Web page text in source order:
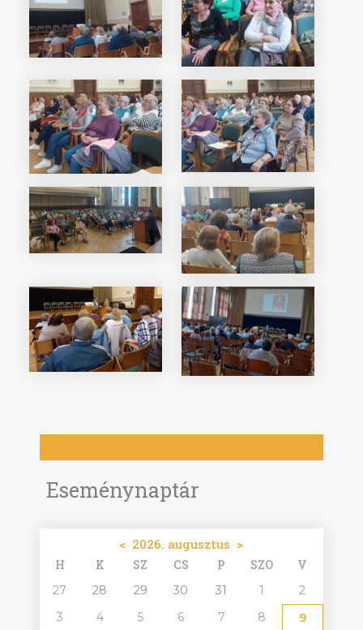
Eseménynaptár
< 2026. augusztus >
H K SZ CS P SZO V
27 28 29 30 31 1
2
3
4 5 6 7 8 9